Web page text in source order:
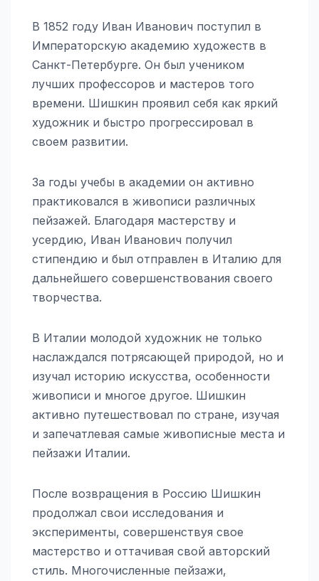
В 1852 году Иван Иванович поступил в
Императорскую академию художеств в
Санкт-Петербурге. Он был учеником
лучших профессоров и мастеров того
времени. Шишкин проявил себя как яркий
художник и быстро прогрессировал в
своем развитии.
За годы учебы в академии он активно
практиковался в живописи различных
пейзажей. Благодаря мастерству и
усердию, Иван Иванович получил
стипендию и был отправлен в Италию для
дальнейшего совершенствования своего
творчества.
В Италии молодой художник не только
наслаждался потрясающей природой, но и
изучал историю искусства, особенности
живописи и многое другое. Шишкин
активно путешествовал по стране, изучая
и запечатлевая самые живописные места и
пейзажи Италии.
После возвращения в Россию Шишкин
продолжал свои исследования и
эксперименты, совершенствуя свое
мастерство и оттачивая свой авторский
стиль. Многочисленные пейзажи,